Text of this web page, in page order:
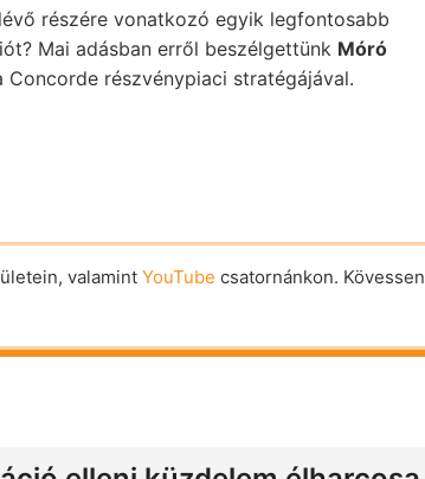
részére vonatkozó egyik legfontosabb
Mai adásban erről beszélgettünk Móró
Concorde részvénypiaci stratégájával.
valamint YouTube csatornánkon. Kövessen